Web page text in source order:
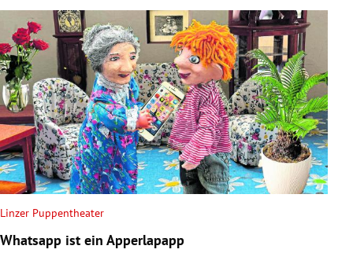
Untermenü
Untermenü
Untermenü
Untermenü
Linzer Puppentheater
Whatsapp ist ein Apperlapapp